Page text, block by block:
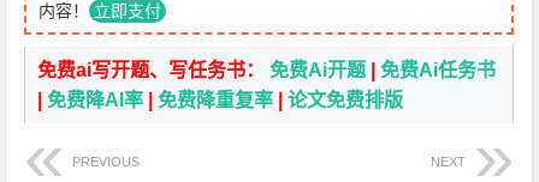
内容！ 立即支付
免费ai写开题、写任务书：免费Ai开题 |免费Ai任务书
|免费降AI率 |免费降重复率 |论文免费排版
PREVIOUS NEXT